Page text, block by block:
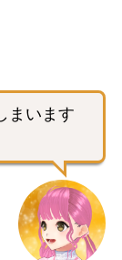
まいます